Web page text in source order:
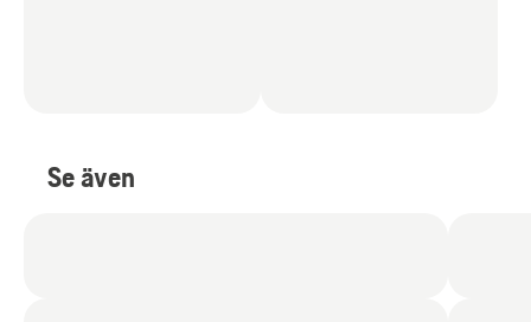
Se även